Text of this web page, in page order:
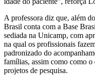
A professora diz que, além
Brasil conta com a Base
sediada na Unicamp, com
na qual os profissionais
padronizado do
famílias, assim como como
projetos de pesquisa.